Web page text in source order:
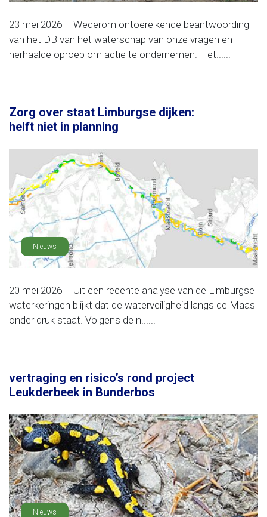
23 mei 2026 – Wederom ontoereikende beantwoording
van het DB van het waterschap van onze vragen en
herhaalde oproep om actie te ondernemen. Het......
Zorg over staat Limburgse dijken:
helft niet in planning
Nieuws
20 mei 2026 – Uit een recente analyse van de Limburgse
waterkeringen blijkt dat de waterveiligheid langs de Maas
onder druk staat. Volgens de n......
vertraging en risico’s rond project
Leukderbeek in Bunderbos
Nieuws